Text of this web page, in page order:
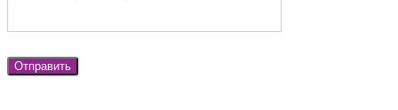
Отправить